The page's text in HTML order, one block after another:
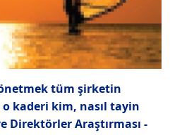
tüm şirketin
kaderi kim, nasıl tayin
Direktörler Araştırması -